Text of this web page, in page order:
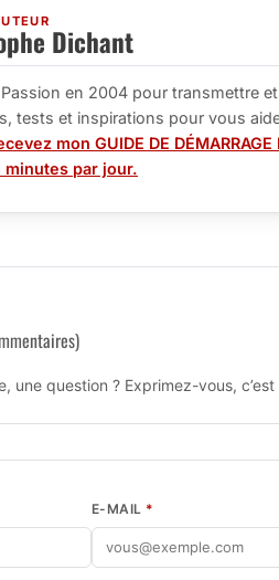
Dichant
en 2004 pour transmettre
tests et inspirations pour vous
mon GUIDE DE
par jour.
une question ? Exprimez-vous,
E-MAIL *